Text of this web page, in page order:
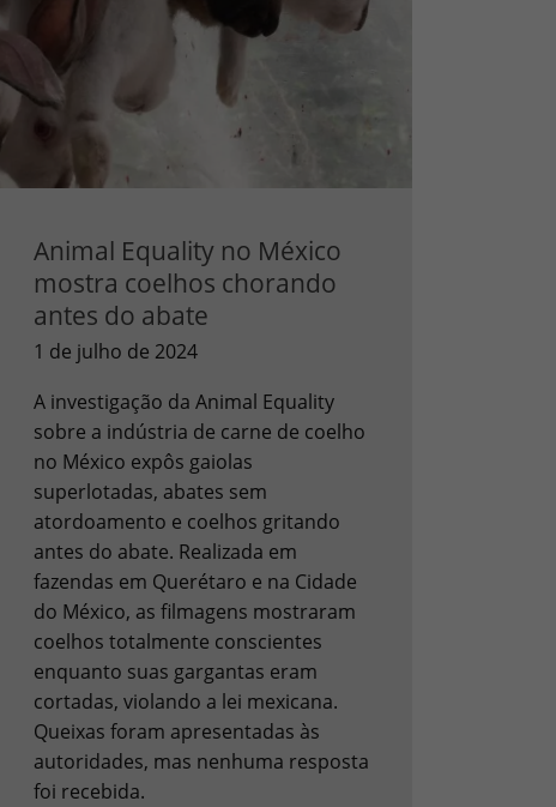
Animal Equality no México
mostra coelhos chorando
antes do abate
1 de julho de 2024
A investigação da Animal Equality
sobre a indústria de carne de coelho
no México expôs gaiolas
superlotadas, abates sem
atordoamento e coelhos gritando
antes do abate. Realizada em
fazendas em Querétaro e na Cidade
do México, as filmagens mostraram
coelhos totalmente conscientes
enquanto suas gargantas eram
cortadas, violando a lei mexicana.
Queixas foram apresentadas às
autoridades, mas nenhuma resposta
foi recebida.